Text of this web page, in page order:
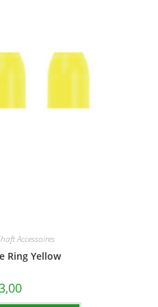
Accessoires
Ring Yellow